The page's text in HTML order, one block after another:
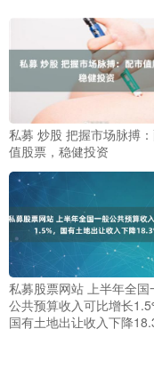
私募 炒股 把握市场脉搏
值股票，稳健投资
私募股票网站 上半年全国
公共预算收入可比增长
国有土地出让收入下降